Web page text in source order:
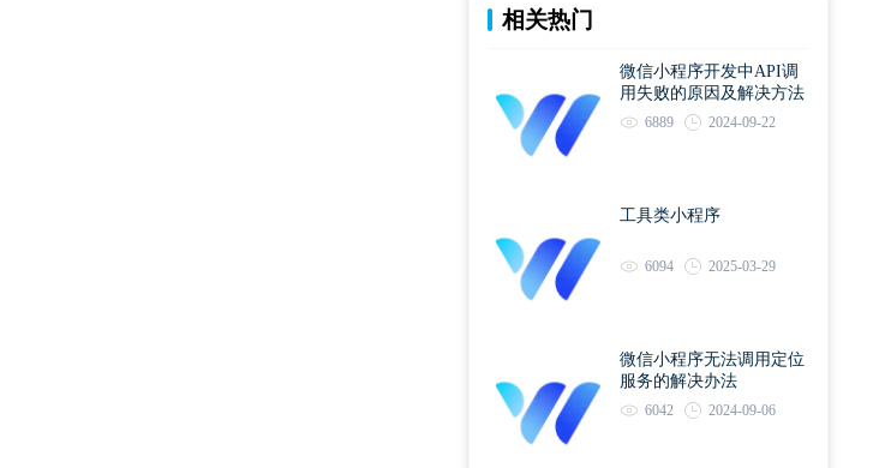
相关热门
微信小程序开发中API调
用失败的原因及解决方法
6889 2024-09-22
工具类小程序
6094 2025-03-29
微信小程序无法调用定位
服务的解决办法
6042 2024-09-06